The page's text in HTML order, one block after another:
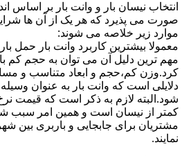
انتخاب نیسان بار و وانت بار بر اساس
صورت می پذیرد که هر یک از آن ها
موارد زیر خلاصه می شوند:
معمولا بیشترین کاربرد وانت بار حمل
مهم ترین دلیل آن می توان به حجم کم
کرد.وزن کم،حجم و ابعاد متناسب و
دلایلی است که وانت بار به عنوان
شود.البته لازم به ذکر است که قیمت
کمتر از نیسان است و همین امر سبب
مشتریان برای جابجایی و باربری بین
نمایند.